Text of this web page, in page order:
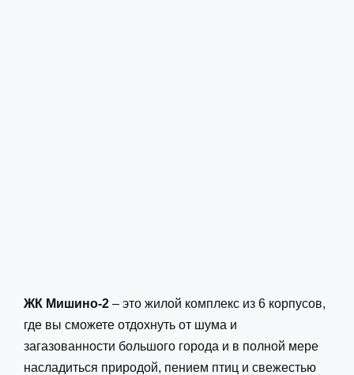
ЖК Мишино-2 – это жилой комплекс из 6 корпусов,
где вы сможете отдохнуть от шума и
загазованности большого города и в полной мере
насладиться природой, пением птиц и свежестью